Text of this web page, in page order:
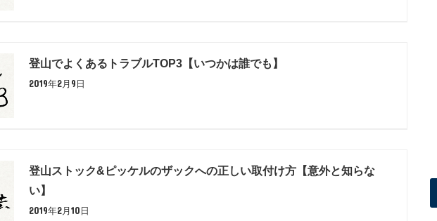
登山でよくあるトラブルTOP3【いつかは誰でも】
2019年2月9日
登山ストック&ピッケルのザックへの正しい取付け方【意外と知らな
い】
2019年2月10日